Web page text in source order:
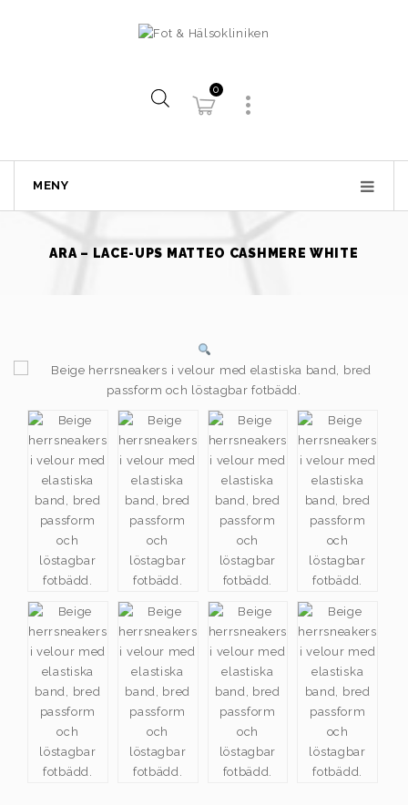
0
MENY
ARA – LACE-UPS MATTEO CASHMERE WHITE